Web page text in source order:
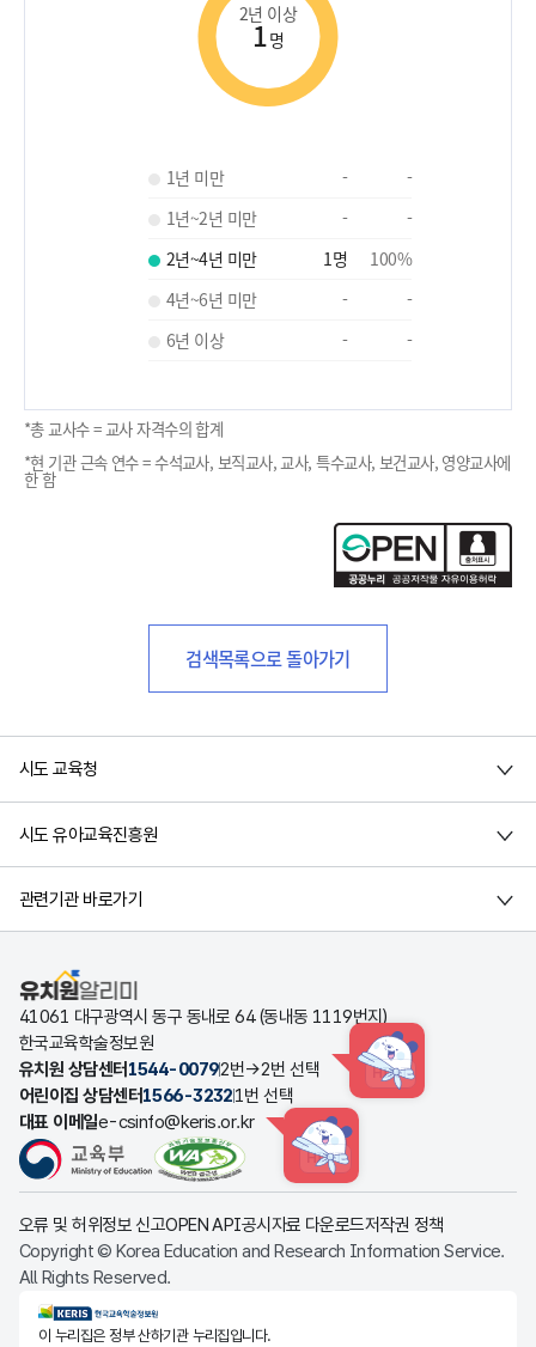
2년 이상
1명
1년 미만 -
-
1년~2년 미만
-
-
2년~4년 미만
1명 100%
4년~6년 미만
-
-
6년 이상
- -
*총 교사수 = 교사 자격수의 합계
*현 기관 근속 연수 = 수석교사, 보직교사, 교사, 특수교사, 보건교사, 영양교사에
한 함
검색목록으로 돌아가기
시도 교육청
시도 유아교육진흥원
관련기관 바로가기
유치원알리미
41061 대구광역시 동구 동내로 64 (동내동 1119번지)
한국교육학술정보원
유치원 상담센터 1544-00792번→2번 선택 HINT
어린이집 상담센터1566-32321번 선택
대표 이메일e-csinfo@keris.or.kr
HINT
오류 및 허위정보 신고OPEN API공시자료 다운로드저작권 정책
Copyright © Korea Education and Research Information Service.
All Rights Reserved.
KERIS한국교육학술정보원
이 누리집은 정부 산하기관 누리집입니다.